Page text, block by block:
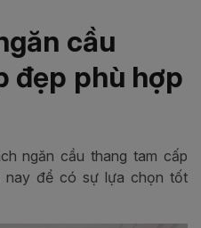
cầu
đẹp phù hợp
ngăn cầu thang tam cấp
nay để có sự lựa chọn tốt